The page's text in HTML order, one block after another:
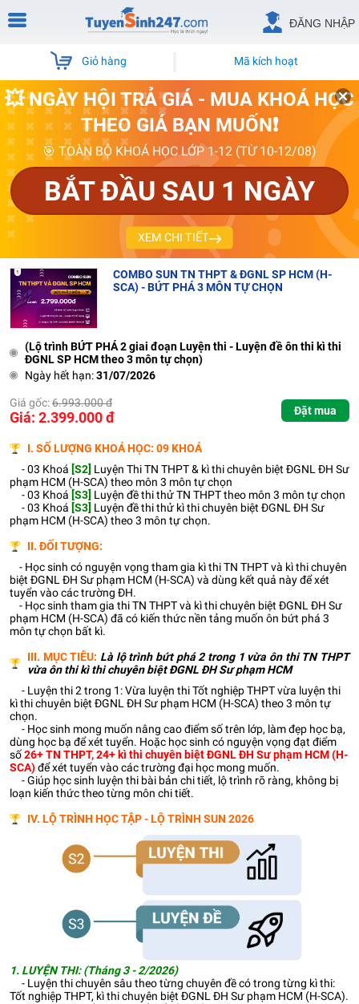
ĐĂNG NHẬP
Giỏ hàng Mã kích hoạt
💥 NGÀY HỘI TRẢ GIÁ - MUA KHOÁ HỌC
THEO GIÁ BẠN MUỐN❗
🎯 TOÀN BỘ KHOÁ HỌC LỚP 1-12 (TỪ 10-12/08)
BẮT ĐẦU SAU 1 NGÀY
XEM CHI TIẾT
COMBO SUN TN THPT & ĐGNL SP HCM (H-
SCA) - BỨT PHÁ 3 MÔN TỰ CHỌN
(Lộ trình BỨT PHÁ 2 giai đoạn Luyện thi - Luyện đề ôn thi kì thi
ĐGNL SP HCM theo 3 môn tự chọn)
Ngày hết hạn:31/07/2026
Giá gốc:6.993.000 đ
Giá: 2.399.000 đ Đặt mua
I. SỐ LƯỢNG KHOÁ HỌC: 09 KHOÁ
- 03 Khoá [S2] Luyện Thi TN THPT & kì thi chuyên biệt ĐGNL ĐH Sư
phạm HCM (H-SCA) theo môn 3 môn tự chọn
- 03 Khoá [S3] Luyện đề thi thử TN THPT theo môn 3 môn tự chọn
- 03 Khoá [S3] Luyện đề thi thử kì thi chuyên biệt ĐGNL ĐH Sư
phạm HCM (H-SCA) theo 3 môn tự chọn.
II. ĐỐI TƯỢNG:
- Học sinh có nguyện vọng tham gia kì thi TN THPT và kì thi chuyên
biệt ĐGNL ĐH Sư phạm HCM (H-SCA) và dùng kết quả này để xét
tuyển vào các trường ĐH.
- Học sinh tham gia thi TN THPT và kì thi chuyên biệt ĐGNL ĐH Sư
phạm HCM (H-SCA) đã có kiến thức nền tảng muốn ôn bứt phá 3
môn tự chọn bất kì.
III. MỤC TIÊU: Là lộ trình bứt phá 2 trong 1 vừa ôn thi TN THPT
vừa ôn thi kì thi chuyên biệt ĐGNL ĐH Sư phạm HCM
- Luyện thi 2 trong 1: Vừa luyện thi Tốt nghiệp THPT vừa luyện thi
kì thi chuyên biệt ĐGNL ĐH Sư phạm HCM (H-SCA) theo 3 môn tự
chọn.
- Học sinh mong muốn nâng cao điểm số trên lớp, làm đẹp học bạ,
dùng học bạ để xét tuyển. Hoặc học sinh có nguyện vọng đạt điểm
số26+ TN THPT, 24+ kì thi chuyên biệt ĐGNL ĐH Sư phạm HCM (H-
SCA)để xét tuyển vào các trường đại học mong muốn.
- Giúp học sinh luyện thi bài bản chi tiết, lộ trình rõ ràng, không bị
loạn kiến thức theo từng môn chi tiết.
IV. LỘ TRÌNH HỌC TẬP - LỘ TRÌNH SUN 2026
1. LUYỆN THI: (Tháng 3 - 2/2026)
- Luyện thi chuyên sâu theo từng chuyên đề có trong từng kì thi:
Tốt nghiệp THPT, kì thi chuyên biệt ĐGNL ĐH Sư phạm HCM (H-SCA).